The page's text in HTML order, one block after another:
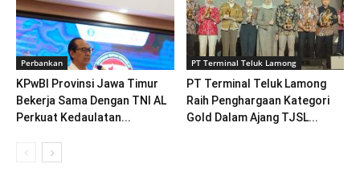
Perbankan
KPwBI Provinsi Jawa Timur
Bekerja Sama Dengan TNI AL
Perkuat Kedaulatan...
PT Terminal Teluk Lamong
PT Terminal Teluk Lamong
Raih Penghargaan Kategori
Gold Dalam Ajang TJSL...